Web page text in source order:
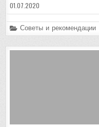
01.07.2020
Posted
in
Советы и рекомендации